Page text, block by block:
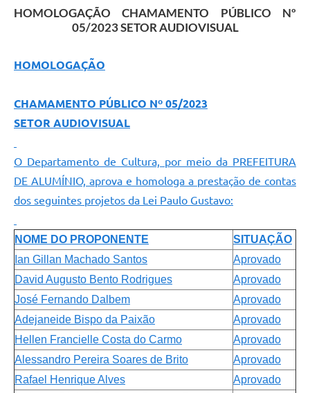
HOMOLOGAÇÃO CHAMAMENTO PÚBLICO Nº
05/2023 SETOR AUDIOVISUAL
HOMOLOGAÇÃO
CHAMAMENTO PÚBLICO Nº 05/2023
SETOR AUDIOVISUAL
O Departamento de Cultura, por meio da PREFEITURA
DE ALUMÍNIO, aprova e homologa a prestação de contas
dos seguintes projetos da Lei Paulo Gustavo:
NOME DO PROPONENTE
SITUAÇÃO
Ian Gillan Machado Santos
Aprovado
David Augusto Bento Rodrigues
Aprovado
José Fernando Dalbem
Aprovado
Adejaneide Bispo da Paixão
Aprovado
Hellen Francielle Costa do Carmo
Aprovado
Alessandro Pereira Soares de Brito
Aprovado
Rafael Henrique Alves
Aprovado